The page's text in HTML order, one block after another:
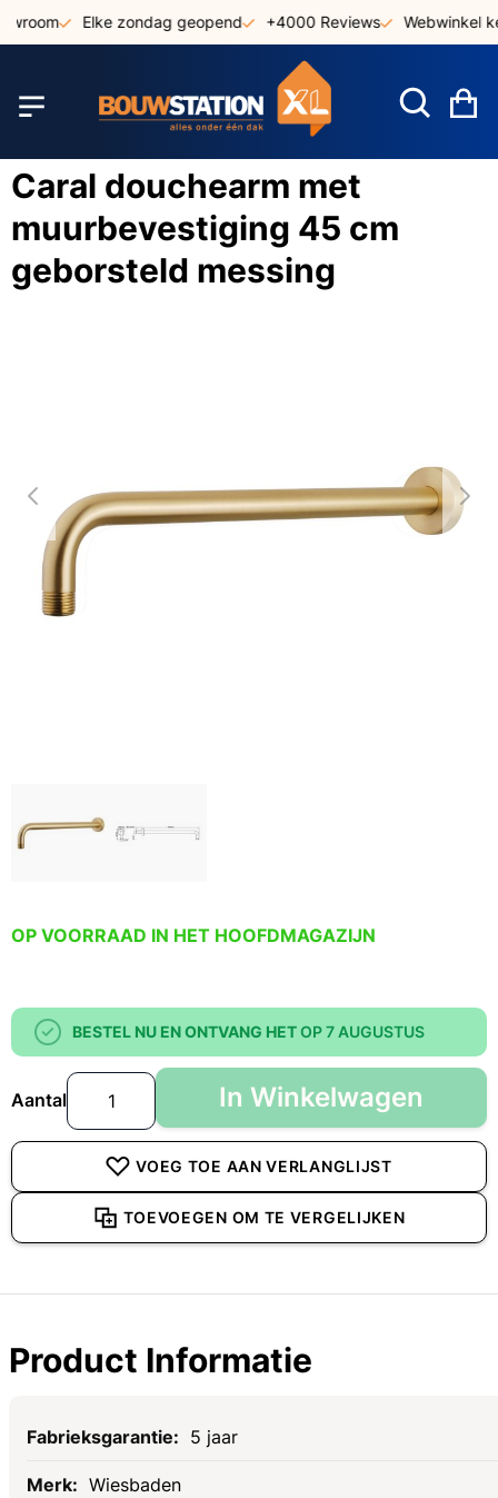
naar
Elke zondag geopend +4000 Reviews Webwinkel
Caral douchearm met
muurbevestiging 45 cm
geborsteld messing
OP VOORRAAD IN HET HOOFDMAGAZIJN
BESTEL NU EN ONTVANG HETOP 7 AUGUSTUS
Aantal In Winkelwagen
VOEG TOE AAN VERLANGLIJST
TOEVOEGEN OM TE VERGELIJKEN
Product Informatie
Specificaties
5 jaar
Wiesbaden